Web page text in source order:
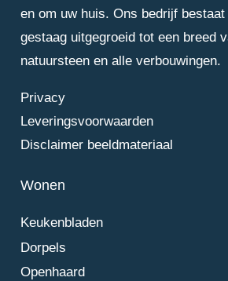
en om uw huis. Ons bedrijf
gestaag uitgegroeid tot een breed
natuursteen en alle verbouwingen.
Privacy
Leveringsvoorwaarden
Disclaimer beeldmateriaal
Wonen
Keukenbladen
Dorpels
Openhaard